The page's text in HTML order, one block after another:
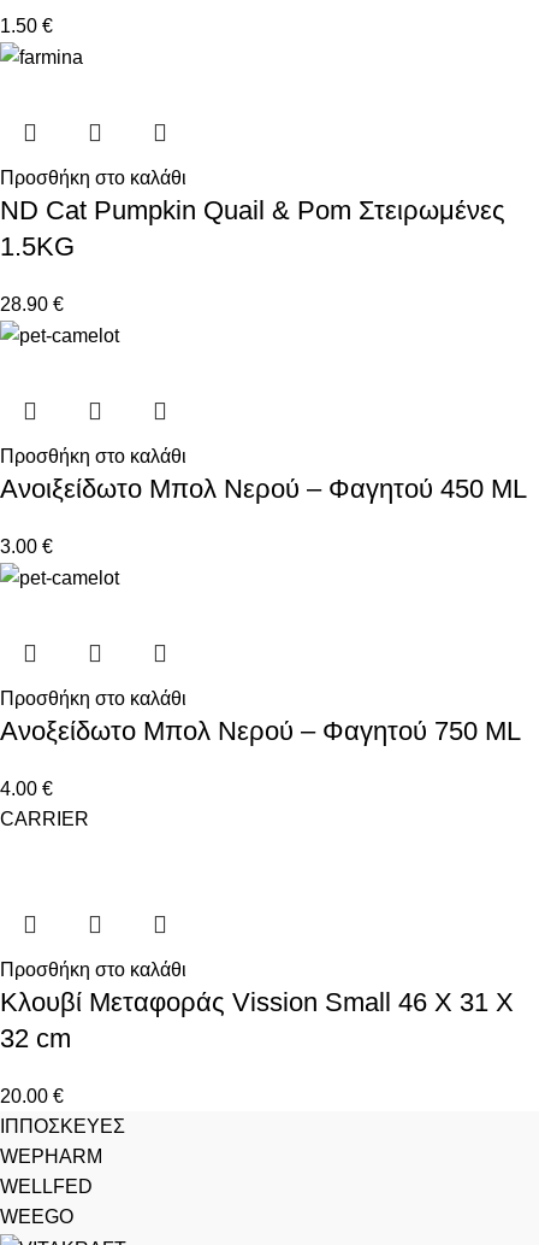
1.50 €
Προσθήκη στο καλάθι
ND Cat Pumpkin Quail & Pom Στειρωμένες
1.5KG
28.90 €
Προσθήκη στο καλάθι
Ανοιξείδωτο Μπολ Νερού – Φαγητού 450 ML
3.00 €
Προσθήκη στο καλάθι
Ανοξείδωτο Μπολ Νερού – Φαγητού 750 ML
4.00 €
CARRIER
Προσθήκη στο καλάθι
Κλουβί Μεταφοράς Vission Small 46 Χ 31 Χ
32 cm
20.00 €
ΙΠΠΟΣΚΕΥΕΣ
WEPHARM
WELLFED
WEEGO